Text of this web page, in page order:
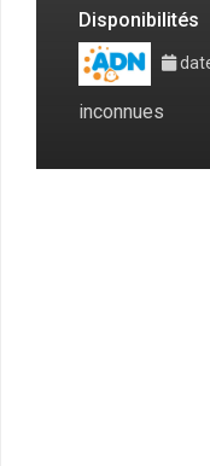
Disponibilités
inconnues